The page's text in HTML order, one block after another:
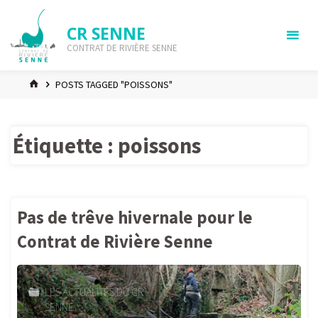
content
CR SENNE
CONTRAT DE RIVIÈRE SENNE
HOMEPOSTS TAGGED "POISSONS"
Étiquette : poissons
Pas de trêve hivernale pour le
Contrat de Rivière Senne
LES ACTUALITÉS DU CR
SENNE